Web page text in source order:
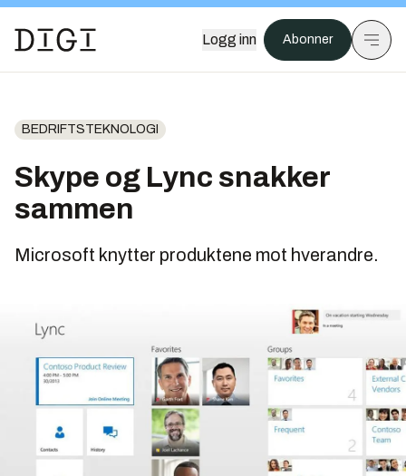
Logg inn Abonner
BEDRIFTSTEKNOLOGI
Skype og Lync snakker
sammen
Microsoft knytter produktene mot hverandre.